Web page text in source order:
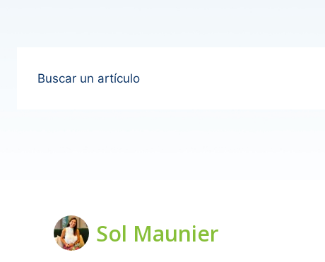
Buscar un artículo
Sol Maunier